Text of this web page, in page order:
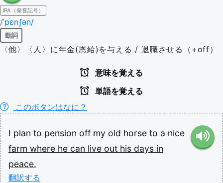
IPA（発音記号）
/ˈpɛnʃən/
動詞
〈他〉〈人〉に年金(恩給)を与える / 退職させる（+off）
意味を覚える
単語を覚える
このボタンはなに？
I plan to pension off my old horse to a nice
farm where he can live out his days in
peace.
翻訳する